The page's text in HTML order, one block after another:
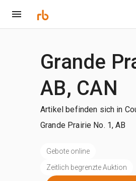
Grande
AB, CAN
Artikel befinden sich in
Grande Prairie No. 1, AB
Gebote online
Zeitlich begrenzte Auktion